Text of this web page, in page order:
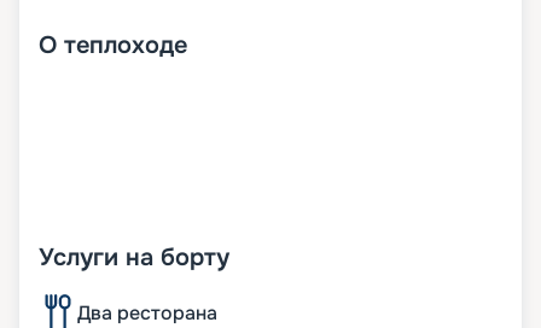
О теплоходе
Услуги на борту
Два ресторана